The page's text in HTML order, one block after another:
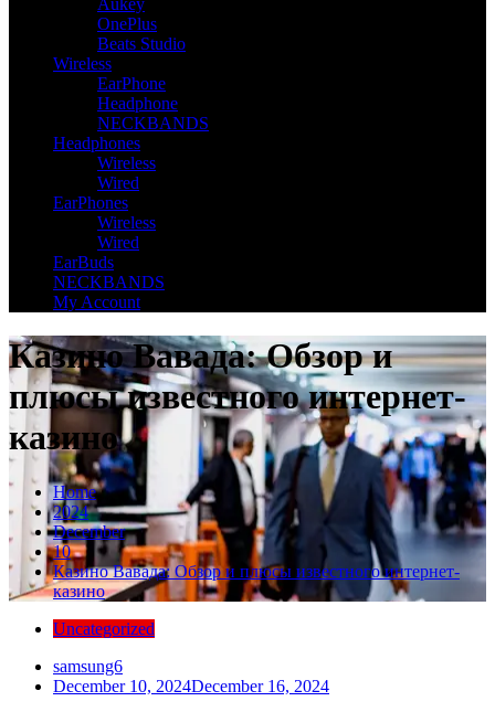
Aukey
OnePlus
Beats Studio
Wireless
EarPhone
Headphone
NECKBANDS
Headphones
Wireless
Wired
EarPhones
Wireless
Wired
EarBuds
NECKBANDS
My Account
Казино Вавада: Обзор и
плюсы известного интернет-
казино
Home
2024
December
10
Казино Вавада: Обзор и плюсы известного интернет-
казино
Uncategorized
samsung6
December 10, 2024December 16, 2024